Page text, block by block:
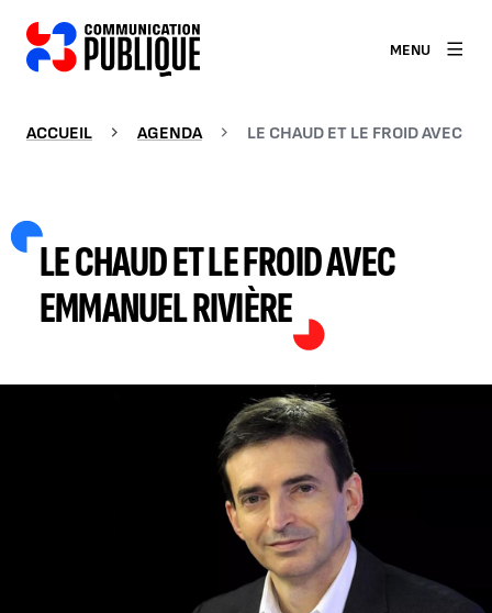
MENU
ACCUEIL AGENDA LE CHAUD ET LE FROID AVEC
LE CHAUD ET LE FROID AVEC
EMMANUEL RIVIÈRE